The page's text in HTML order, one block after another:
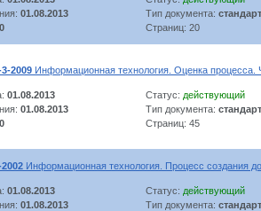
01.08.2013 Тип документа: стандарт
Страниц: 20
2009 Информационная технология. Оценка процесса.
01.08.2013 Статус: действующий
01.08.2013 Тип документа: стандарт
Страниц: 45
Информационная технология. Процесс создания
01.08.2013 Статус: действующий
01.08.2013 Тип документа: стандарт